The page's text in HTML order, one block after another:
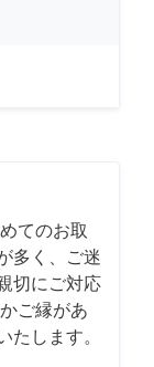
てのお取
多く、ご迷
切にご対応
ご縁があ
たします。